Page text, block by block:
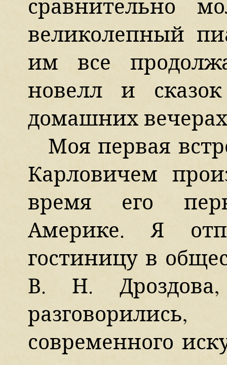
сравнительно
великолепный
им все
новелл и
домашних вечерах
Моя первая
Карловичем
время его
Америке. Я
гостиницу в
В. Н.
современного